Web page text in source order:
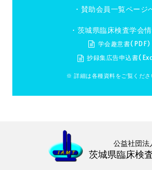
・ 賛助会員一覧ページ
・茨城県臨床検査学会
学会趣意書(PDF)
抄録集広告申込書
※ 詳細は各種資料をご覧くださ
公益社団法
茨城県臨床検